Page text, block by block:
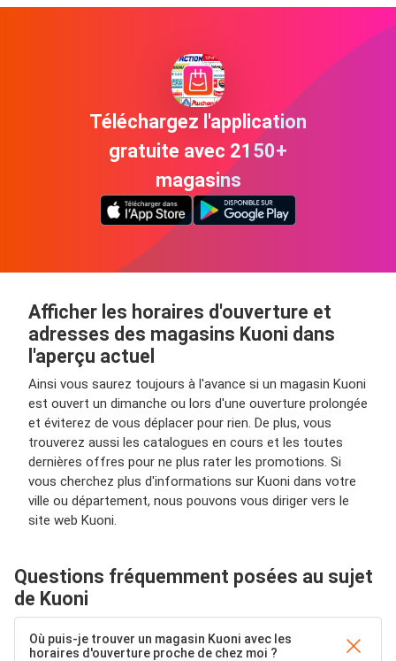
Téléchargez l'application
gratuite avec 2150+
magasins
Afficher les horaires d'ouverture et
adresses des magasins Kuoni dans
l'aperçu actuel
Ainsi vous saurez toujours à l'avance si un magasin Kuoni
est ouvert un dimanche ou lors d'une ouverture prolongée
et éviterez de vous déplacer pour rien. De plus, vous
trouverez aussi les catalogues en cours et les toutes
dernières offres pour ne plus rater les promotions. Si
vous cherchez plus d'informations sur Kuoni dans votre
ville ou département, nous pouvons vous diriger vers le
site web Kuoni.
Questions fréquemment posées au sujet
de Kuoni
Où puis-je trouver un magasin Kuoni avec les
horaires d'ouverture proche de chez moi ?